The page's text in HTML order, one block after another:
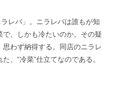
レバ」。ニラレバは誰もが知
、しかも冷たいのか。その疑
わず納得する。同店のニラレ
、“冷菜”仕立てなのである。